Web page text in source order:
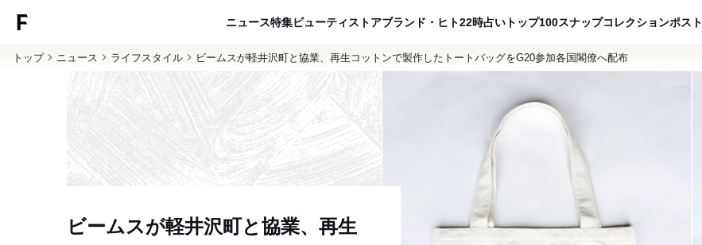
ニュース特集ビューティ ストアブランド・ヒト22時占い トップ100スナップコレクションポスト
トップ ニュース ライフスタイル ビームスが軽井沢町と協業、再生コットンで製作したトートバッグをG20参加各国閣僚へ配布
ビームスが軽井沢町と協業、再生